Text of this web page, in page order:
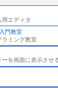
エディタ
門教室
ラミング教室
を画面に表示させ